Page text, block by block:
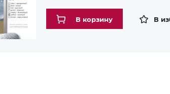
В корзину В